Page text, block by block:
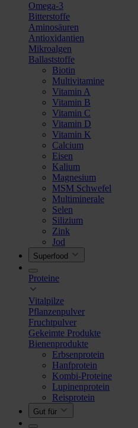
Omega-3
Bitterstoffe
Aminosäuren
Antioxidantien
Mikroalgen
Ballaststoffe
Biotin
Multivitamine
Vitamin A
Vitamin B
Vitamin C
Vitamin D
Vitamin K
Calcium
Eisen
Kalium
Magnesium
MSM Schwefel
Multiminerale
Selen
Silizium
Zink
Jod
Superfood
Proteine
Vitalpilze
Pflanzenpulver
Fruchtpulver
Gekeimte Produkte
Bienenprodukte
Erbsenprotein
Hanfprotein
Kombi-Proteine
Lupinenprotein
Reisprotein
Gut für